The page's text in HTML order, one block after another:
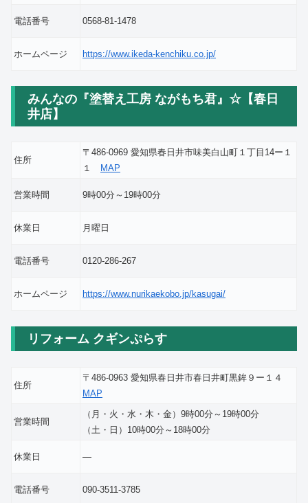
電話番号 0568-81-1478
ホームページ https://www.ikeda-kenchiku.co.jp/
みんなの『塗替え工房 ながもち君』☆【春日
井店】
住所
〒486-0969 愛知県春日井市味美白山町１丁目14ー１
１
MAP
営業時間 9時00分～19時00分
休業日 月曜日
電話番号 0120-286-267
ホームページ https://www.nurikaekobo.jp/kasugai/
リフォーム クギンぷらす
住所
〒486-0963 愛知県春日井市春日井町黒鉾９ー１４
MAP
営業時間
（月・火・水・木・金）9時00分～19時00分
（土・日）10時00分～18時00分
休業日 ―
電話番号 090-3511-3785